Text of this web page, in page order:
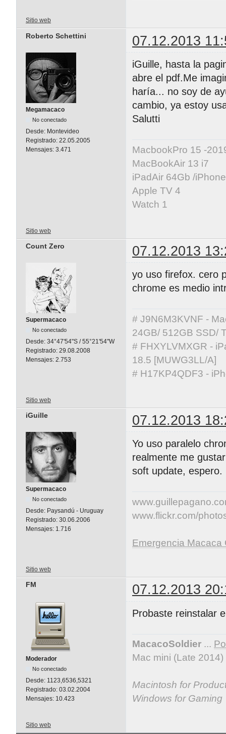
Sitio web
Roberto Schettini 07.12.2013
Megamacaco
No conectado
Desde: Montevideo
Registrado: 22.05.2005
Mensajes: 3.471
iGuille, hasta la
abre el pdf.Me
haría... no soy de
cambio, ya estoy
Salutti
MacbookPro 15 -
MacBookAir 13 i7
iPadAir 64Gb /
Apple TV 4
Watch 1
Sitio web
Count Zero 07.12.2013
Supermacaco
No conectado
Desde: 34°47'54"S / 55°21'54"W
Registrado: 29.08.2008
Mensajes: 2.753
yo uso firefox. cero
chrome es medio
# J9N6M3KVNF -
24GB/ 512GB SSD/
# FHXYLVMXGR -
18.5 [MUWG3LL/A]
# H17KP4QDF3 -
Sitio web
iGuille 07.12.2013
Supermacaco
No conectado
Desde: Paysandú - Uruguay
Registrado: 30.06.2006
Mensajes: 1.716
Yo uso paralelo
realmente me
soft update, espero.
www.flickr.com/
Emergencia Macaca
Sitio web
FM 07.12.2013
Moderador
No conectado
Desde: 1123,6536,5321
Registrado: 03.02.2004
Mensajes: 10.423
Probaste reinstalar
MacacoSoldier ...
Mac mini (Late
Macintosh for
Windows for Gaming
Sitio web